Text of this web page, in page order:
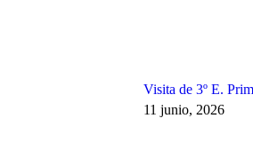
Visita de 3º E.
11 junio, 2026